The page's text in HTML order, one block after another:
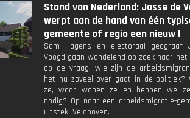
Stand van Nederland: Josse de
werpt aan de hand van één
gemeente of regio een nieuw l
Sam Hagens en electoraal geograaf
Voogd gaan wandelend op zoek naar
op de vraag: wie zijn de
het nu zoveel over gaat in de politiek?
ze, waar wonen ze en hebben we
nodig? Op naar een arbeidsmigratie-
uitstek: Veldhoven.